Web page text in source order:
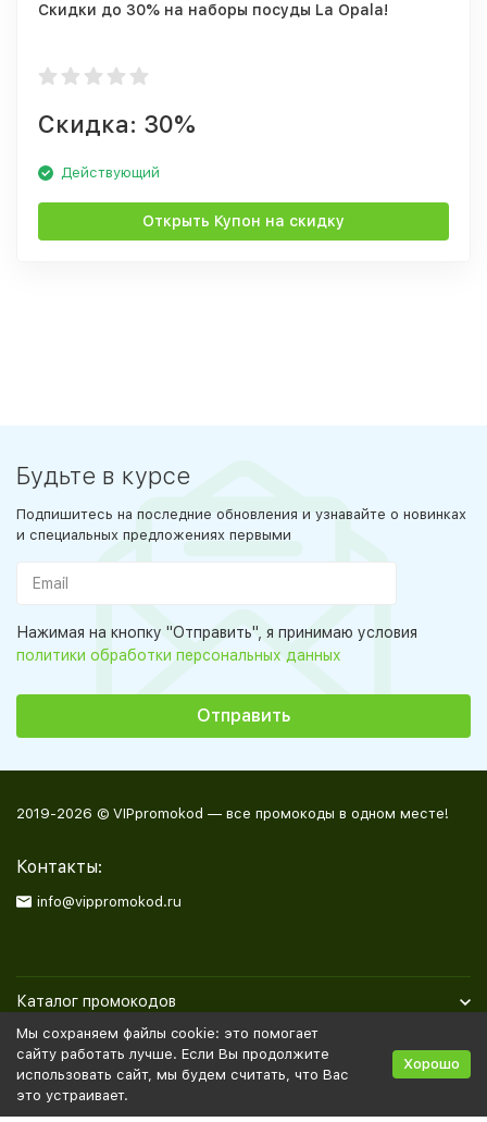
Скидки до 30% на наборы посуды La Opala!
Скидка: 30%
Действующий
Открыть Купон на скидку
Будьте в курсе
Подпишитесь на последние обновления и узнавайте о новинках
и специальных предложениях первыми
Нажимая на кнопку "Отправить", я принимаю условия
политики обработки персональных данных
2019-2026 © VIPpromokod — все промокоды в одном месте!
Контакты:
info@vippromokod.ru
Каталог промокодов
Полезная информация
Мы сохраняем файлы cookie: это помогает
сайту работать лучше. Если Вы продолжите
использовать сайт, мы будем считать, что Вас
это устраивает.
Хорошо